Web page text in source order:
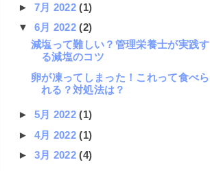
► 7月 2022(1)
▼ 6月 2022(2)
減塩って難しい？管理栄養士が実践す
る減塩のコツ
卵が凍ってしまった！これって食べら
れる？対処法は？
► 5月 2022(1)
► 4月 2022(1)
► 3月 2022(4)